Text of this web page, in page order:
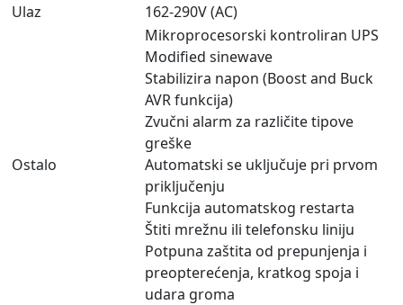
Ulaz
162-290V (AC)
Ostalo
Mikroprocesorski kontroliran UPS
Modified sinewave
Stabilizira napon (Boost and Buck
AVR funkcija)
Zvučni alarm za različite tipove
greške
Automatski se uključuje pri prvom
priključenju
Funkcija automatskog restarta
Štiti mrežnu ili telefonsku liniju
Potpuna zaštita od prepunjenja i
preopterećenja, kratkog spoja i
udara groma